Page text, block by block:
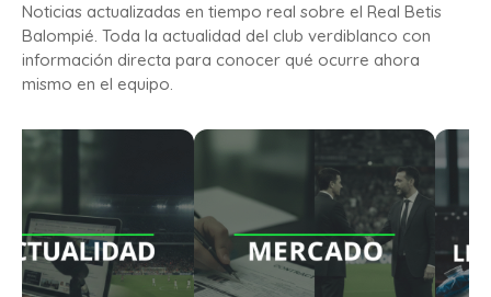
Noticias actualizadas en tiempo real sobre el Real Betis
Balompié. Toda la actualidad del club verdiblanco con
información directa para conocer qué ocurre ahora
mismo en el equipo.